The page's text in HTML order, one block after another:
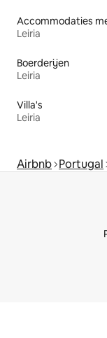
Accommodaties
Leiria
Boerderijen
Leiria
Villa's
Leiria
Airbnb Portugal